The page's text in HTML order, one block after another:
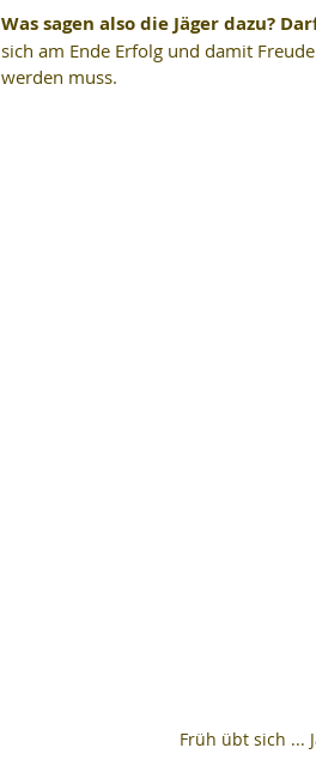
Was sagen also die Jäger dazu?
sich am Ende Erfolg und damit
werden muss.
Früh übt sich ...